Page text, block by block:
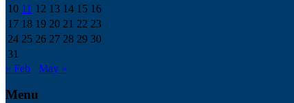
10 11 12 13 14 15 16
17 18 19 20 21 22 23
24 25 26 27 28 29 30
31
« Feb
May »
Menu